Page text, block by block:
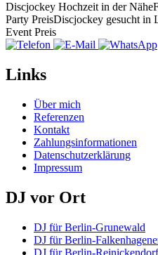
Discjockey Hochzeit in der Nähe
Party PreisDiscjockey gesucht in
Event Preis
Links
Über mich
Referenzen
Kontakt
Zahlungsinformationen
Datenschutzerklärung
Impressum
DJ vor Ort
DJ für Berlin-Grunewald
DJ für Berlin-
DJ für Berlin-Reinickendorf